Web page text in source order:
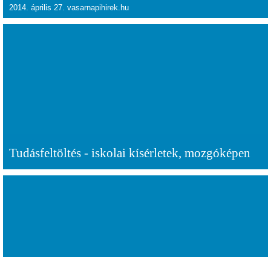
2014. április 27. vasarnapihirek.hu
Tudásfeltöltés - iskolai kísérletek, mozgóképen